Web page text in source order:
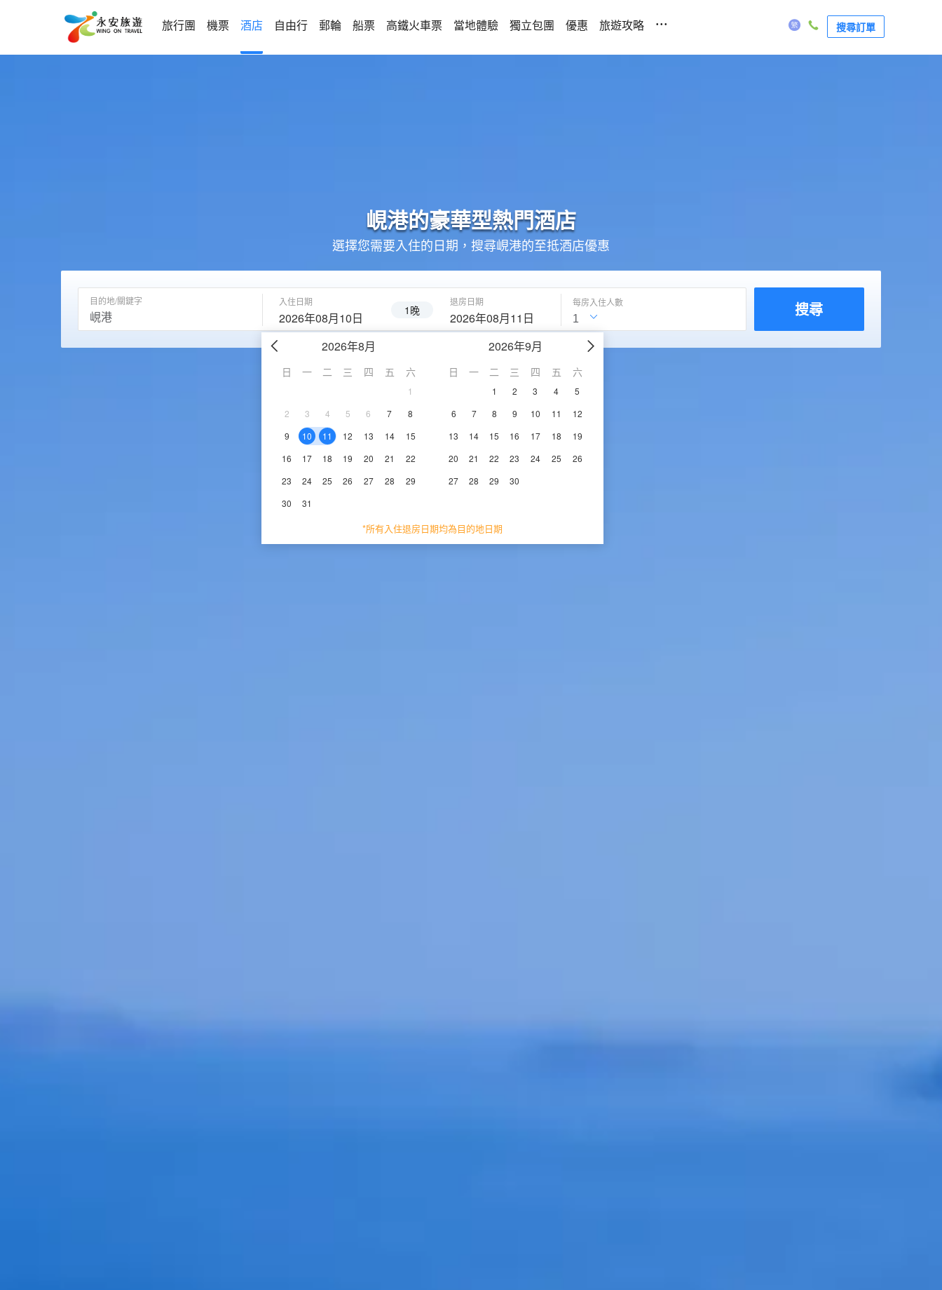
旅行團 機票 酒店 自由行 郵輪 船票 高鐵火車票 當地體驗 獨立包團 優惠 旅遊攻略 ... 搜尋訂單
峴港的豪華型熱門酒店
選擇您需要入住的日期，搜尋峴港的至抵酒店優惠
目的地/關鍵字 入住日期
2026年08月10日 1晚
退房日期
2026年08月11日
2026年8月
日 一 二 三 四 五 六
1
2
3 4 5 6 7
8
9
10 11 12 13 14
15
16
17 18 19 20 21
22
23
24 25 26 27 28
29
30
31
2026年9月
日 一 二 三 四 五 六
1 2 3 4
5
6
7 8 9 10 11
12
13
14 15 16 17 18
19
20
21 22 23 24 25
26
27
28 29 30
*所有入住退房日期均為目的地日期
每房入住人數 搜尋